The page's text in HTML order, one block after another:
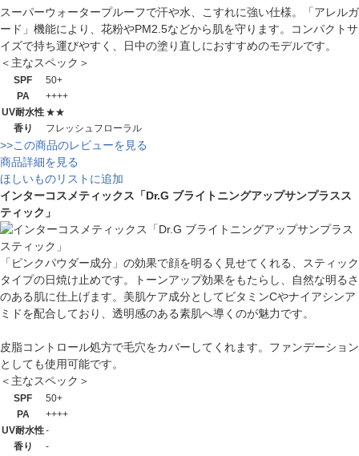
スーパーウォータープルーフで汗や水、こすれに強い仕様。「アレルガ
ード」機能により、花粉やPM2.5などから肌を守ります。コンパクトサ
イズで持ち運びやすく、日中の塗り直しにおすすめのモデルです。
＜主なスペック＞
SPF
50+
PA
++++
UV耐水性 ★★
香り
フレッシュフローラル
>>この商品のレビューを見る
商品詳細を見る
ほしいものリストに追加
インターコスメティックス「Dr.G ブライトニングアップサンプラスス
ティック」
「ピンクパウダー成分」の効果で顔を明るく見せてくれる、スティック
タイプの日焼け止めです。トーンアップ効果をもたらし、自然な明るさ
のある肌に仕上げます。美肌ケア成分としてビタミンCやナイアシンア
ミドを配合しており、透明感のある素肌へ導くのが魅力です。
皮脂コントロール処方で毛穴をカバーしてくれます。ファンデーション
としても使用可能です。
＜主なスペック＞
SPF
50+
PA
++++
UV耐水性-
香り
-